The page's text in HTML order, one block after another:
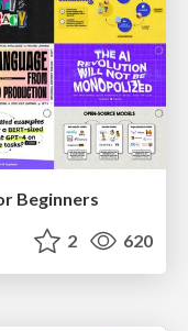
Beginners
2 620